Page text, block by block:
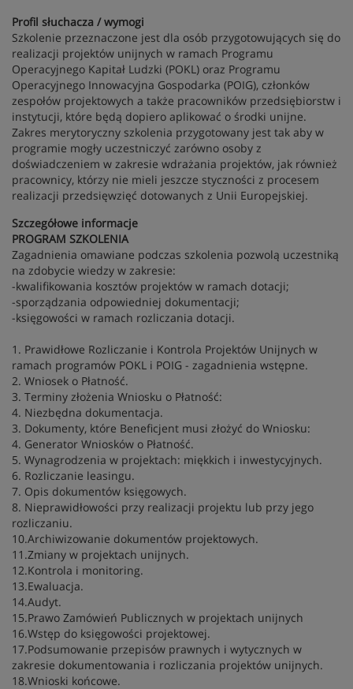
Profil słuchacza / wymogi
Szkolenie przeznaczone jest dla osób przygotowujących się do
realizacji projektów unijnych w ramach Programu
Operacyjnego Kapitał Ludzki (POKL) oraz Programu
Operacyjnego Innowacyjna Gospodarka (POIG), członków
zespołów projektowych a także pracowników przedsiębiorstw i
instytucji, które będą dopiero aplikować o środki unijne.
Zakres merytoryczny szkolenia przygotowany jest tak aby w
programie mogły uczestniczyć zarówno osoby z
doświadczeniem w zakresie wdrażania projektów, jak również
pracownicy, którzy nie mieli jeszcze styczności z procesem
realizacji przedsięwzięć dotowanych z Unii Europejskiej.
Szczegółowe informacje
PROGRAM SZKOLENIA
Zagadnienia omawiane podczas szkolenia pozwolą uczestniką
na zdobycie wiedzy w zakresie:
-kwalifikowania kosztów projektów w ramach dotacji;
-sporządzania odpowiedniej dokumentacji;
-księgowości w ramach rozliczania dotacji.
1. Prawidłowe Rozliczanie i Kontrola Projektów Unijnych w
ramach programów POKL i POIG - zagadnienia wstępne.
2. Wniosek o Płatność.
3. Terminy złożenia Wniosku o Płatność:
4. Niezbędna dokumentacja.
3. Dokumenty, które Beneficjent musi złożyć do Wniosku:
4. Generator Wniosków o Płatność.
5. Wynagrodzenia w projektach: miękkich i inwestycyjnych.
6. Rozliczanie leasingu.
7. Opis dokumentów księgowych.
8. Nieprawidłowości przy realizacji projektu lub przy jego
rozliczaniu.
10.Archiwizowanie dokumentów projektowych.
11.Zmiany w projektach unijnych.
12.Kontrola i monitoring.
13.Ewaluacja.
14.Audyt.
15.Prawo Zamówień Publicznych w projektach unijnych
16.Wstęp do księgowości projektowej.
17.Podsumowanie przepisów prawnych i wytycznych w
zakresie dokumentowania i rozliczania projektów unijnych.
18.Wnioski końcowe.